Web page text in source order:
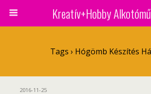
Kreatív+Hobby
Tags › Hógömb Készítés
2016-11-25